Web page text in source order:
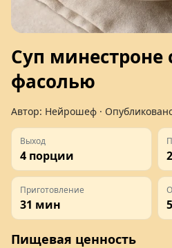
Суп
фасолью
Автор: Нейрошеф ·
Выход
4 порции
Приготовление
31 мин
Пищевая ценность